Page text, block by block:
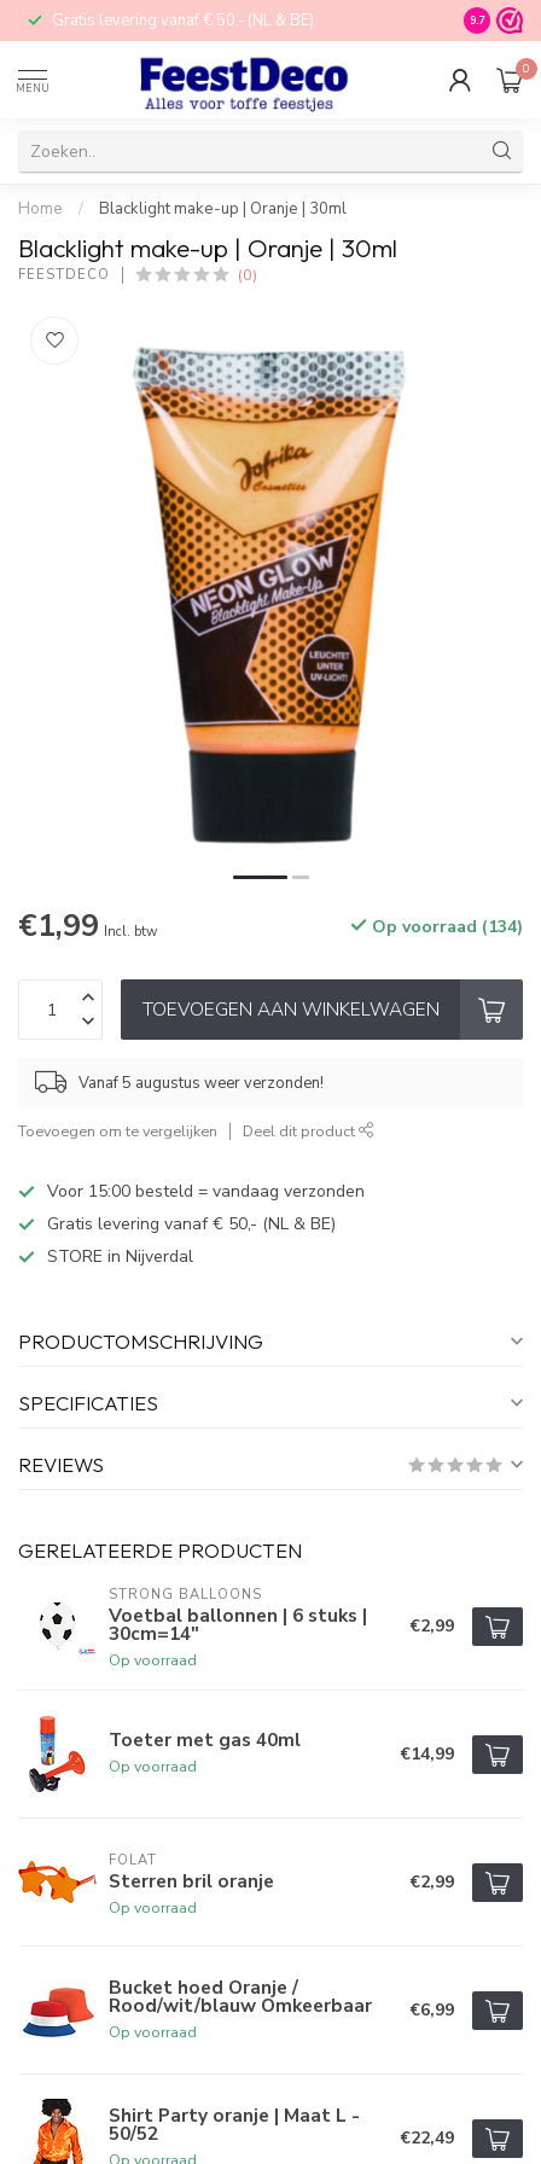
Gratis levering vanaf € 50,- (NL & BE) STORE in
9.7
MENU
0
Home / Blacklight make-up | Oranje | 30ml
Blacklight make-up | Oranje | 30ml
FEESTDECO (0)
€1,99 Incl. btw Op voorraad (134)
TOEVOEGEN AAN WINKELWAGEN
Vanaf 5 augustus weer verzonden!
Toevoegen om te vergelijken Deel dit product
Voor 15:00 besteld = vandaag verzonden
Gratis levering vanaf € 50,- (NL & BE)
STORE in Nijverdal
PRODUCTOMSCHRIJVING
SPECIFICATIES
REVIEWS
GERELATEERDE PRODUCTEN
STRONG BALLOONS
Voetbal ballonnen | 6 stuks |
30cm=14"
Op voorraad
€2,99
Toeter met gas 40ml
Op voorraad
€14,99
FOLAT
Sterren bril oranje
Op voorraad
€2,99
Bucket hoed Oranje /
Rood/wit/blauw Omkeerbaar
Op voorraad
€6,99
Shirt Party oranje | Maat L -
50/52
Op voorraad
€22,49